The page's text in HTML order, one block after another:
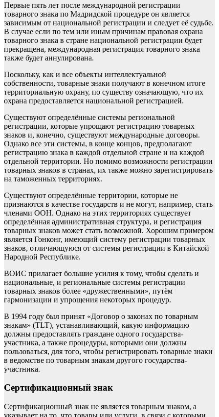
Первые пять лет после международной регистрации
товарного знака по Мадридской процедуре он является
зависимым от национальной регистрации и следует её судьбе.
В случае если по тем или иным причинам правовая охрана
товарного знака в стране национальной регистрации будет
прекращена, международная регистрация товарного знака
также будет аннулирована.
Поскольку, как и все объекты интеллектуальной
собственности, товарные знаки получают в конечном итоге
территориальную охрану, по существу означающую, что их
охрана предоставляется национальной регистрацией.
Существуют определённые системы региональной
регистрации, которые упрощают регистрацию товарных
знаков и, конечно, существуют международные договоры.
Однако все эти системы, в конце концов, предполагают
регистрацию знака в каждой отдельной стране и на каждой
отдельной территории. Но помимо возможности регистрации
товарных знаков в странах, их также можно зарегистрировать
на таможенных территориях.
Существуют определённые территории, которые не
признаются в качестве государств и не могут, например, стать
членами ООН. Однако на этих территориях существует
определённая административная структура, и регистрация
товарных знаков может стать возможной. Хорошим примером
является Гонконг, имеющий систему регистрации товарных
знаков, отличающуюся от системы регистрации в Китайской
Народной Республике.
ВОИС прилагает большие усилия к тому, чтобы сделать и
национальные, и региональные системы регистрации
товарных знаков более «дружественными», путём
гармонизации и упрощения некоторых процедур.
В 1994 году был принят «Договор о законах по товарным
знакам» (TLT), устанавливающий, какую информацию
должны предоставлять граждане одного государства-
участника, а также процедуры, которыми они должны
пользоваться, для того, чтобы регистрировать товарные знаки
в ведомстве по товарным знакам другого государства-
участника.
Сертификационный знак
Сертификационный знак не является товарным знаком, а
указывает на то, что товары или услуги, в связи с которыми